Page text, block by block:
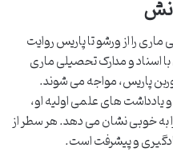
را از ورشو تا پاریس روایت
اسناد و مدارک تحصیلی ماری
پاریس، مواجه می شوند.
های علمی اولیه او،
به خوبی نشان می دهد. هر سطر از
و پیشرفت است.